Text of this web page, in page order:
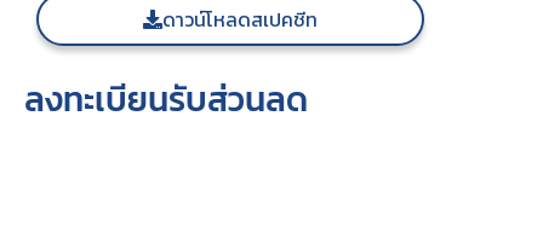
ดาวน์โหลดสเปคชีท
ลงทะเบียนรับส่วนลด